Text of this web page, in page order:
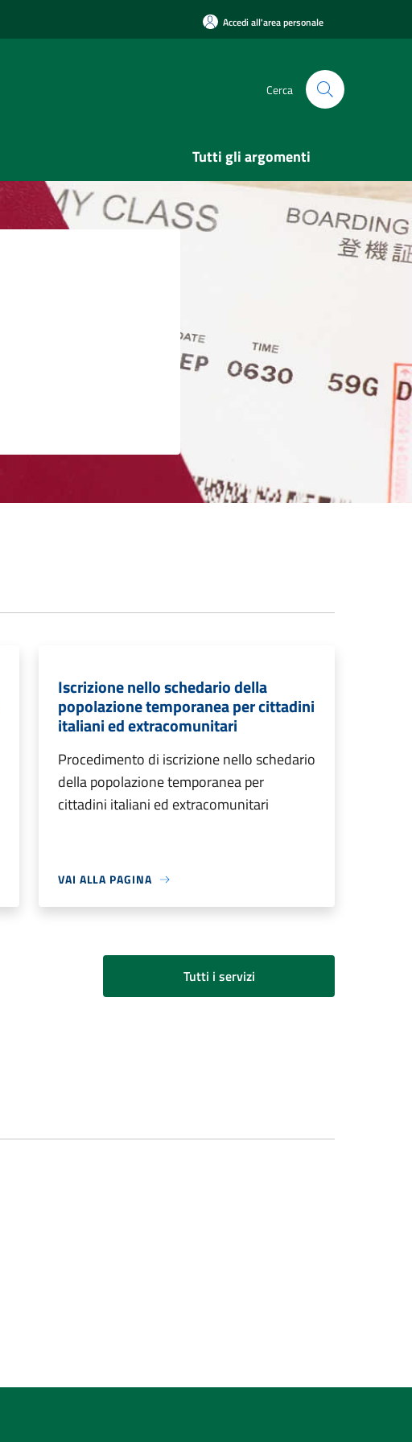
Accedi all'area personale
Cerca
Tutti gli argomenti
Iscrizione nello schedario della
popolazione temporanea per cittadini
italiani ed extracomunitari
Procedimento di iscrizione nello schedario
della popolazione temporanea per
cittadini italiani ed extracomunitari
VAI ALLA PAGINA
Tutti i servizi